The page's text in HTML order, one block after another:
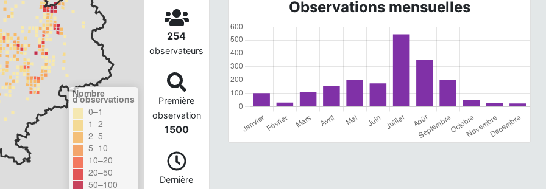
Nombre
d'observations
0–1
1–2
2–5
5–10
10–20
20–50
50–100
254
observateurs
Première
observation
1500
Dernière
Observations mensuelles